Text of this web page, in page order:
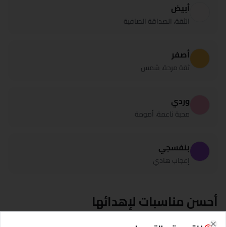
أبيض
الثقة، الصداقة الصافية
أصفر
ثقة مرحة، شمس
وردي
محبة ناعمة، أمومة
بنفسجي
إعجاب هادي
أحسن مناسبات لإهدائها